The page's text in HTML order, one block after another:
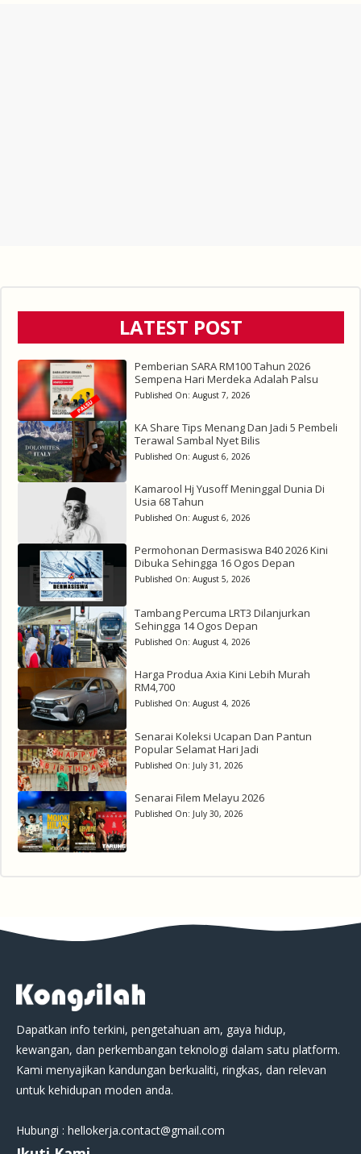
LATEST POST
Pemberian SARA RM100 Tahun 2026
Sempena Hari Merdeka Adalah Palsu
Published On: August 7, 2026
KA Share Tips Menang Dan Jadi 5 Pembeli
Terawal Sambal Nyet Bilis
Published On: August 6, 2026
Kamarool Hj Yusoff Meninggal Dunia Di
Usia 68 Tahun
Published On: August 6, 2026
Permohonan Dermasiswa B40 2026 Kini
Dibuka Sehingga 16 Ogos Depan
Published On: August 5, 2026
Tambang Percuma LRT3 Dilanjurkan
Sehingga 14 Ogos Depan
Published On: August 4, 2026
Harga Produa Axia Kini Lebih Murah
RM4,700
Published On: August 4, 2026
Senarai Koleksi Ucapan Dan Pantun
Popular Selamat Hari Jadi
Published On: July 31, 2026
Senarai Filem Melayu 2026
Published On: July 30, 2026
Dapatkan info terkini, pengetahuan am, gaya hidup,
kewangan, dan perkembangan teknologi dalam satu platform.
Kami menyajikan kandungan berkualiti, ringkas, dan relevan
untuk kehidupan moden anda.
Hubungi : hellokerja.contact@gmail.com